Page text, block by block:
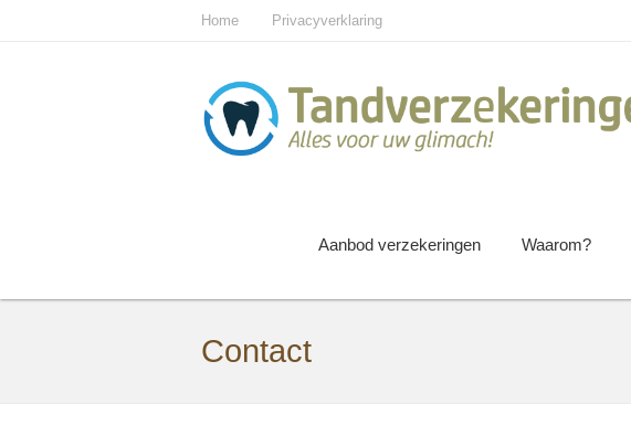
Home Privacyverklaring
Aanbod verzekeringen Waarom?
Contact